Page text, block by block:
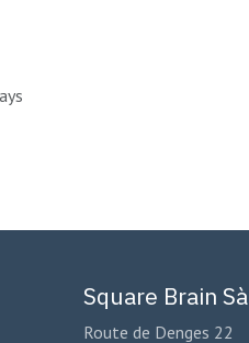
Square Brain
Route de Denges 22